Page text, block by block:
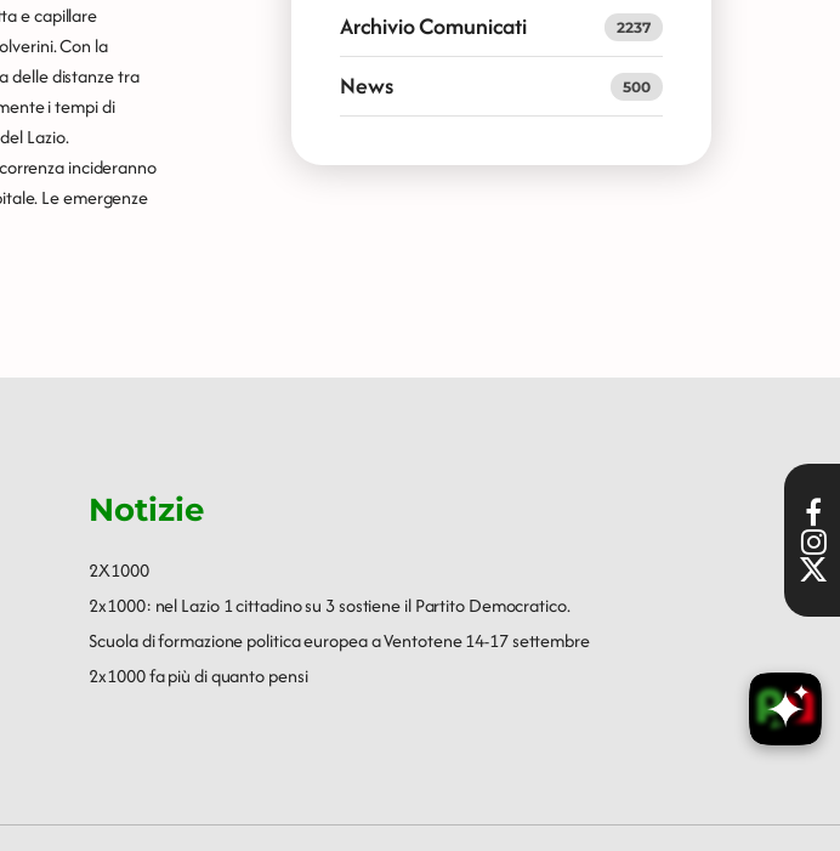
e capillare
Con la
delle distanze tra
i tempi di
Lazio.
incideranno
Le emergenze
Archivio Comunicati 2237
News 500
Notizie
2X1000
2x1000: nel Lazio 1 cittadino su 3 sostiene il Partito Democratico.
Scuola di formazione politica europea a Ventotene 14-17 settembre
2x1000 fa più di quanto pensi